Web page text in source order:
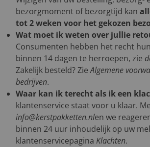
bezorgmoment of bezorgtijd kan
tot 2 weken voor het gekozen
Wat moet ik weten over jullie
Consumenten hebben het recht
binnen 14 dagen te herroepen, zie
Zakelijk besteld? ZieAlgemene
bedrijven.
Waar kan ik terecht als ik een
klantenservice staat voor u klaar.
info@kerstpakketten.nlen we
binnen 24 uur inhoudelijk op uw
klantenservicepagina Klachten.